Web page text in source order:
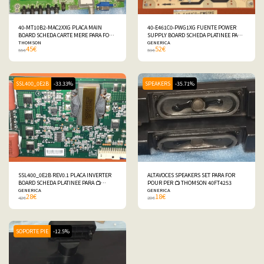
40-MT10B2-MAC2XXG PLACA MAIN
BOARD SCHEDA CARTE MERE PARA FOR
POUR 📺 THOMSON 40FT4253
THOMSON
55€45€
40-E461C0-PWG1XG FUENTE POWER
SUPPLY BOARD SCHEDA PLATINEE PARA
FOR 📺 THOMSON 40FT4253
GENERICA
59€52€
SSL400_0E2B -33.33%
SSL400_0E2B REV0.1 PLACA INVERTER
BOARD SCHEDA PLATINEE PARA 📺
THOMSON 40FT4253
GENERICA
42€28€
SPEAKERS -35.71%
ALTAVOCES SPEAKERS SET PARA FOR
POUR PER 📺 THOMSON 40FT4253
GENERICA
28€18€
SOPORTE PIE -12.5%